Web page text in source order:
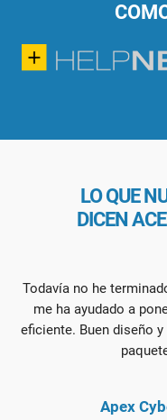
LO QUE
DICEN
Todavía no he
me ha ayudado a
eficiente. Buen diseño
Apex